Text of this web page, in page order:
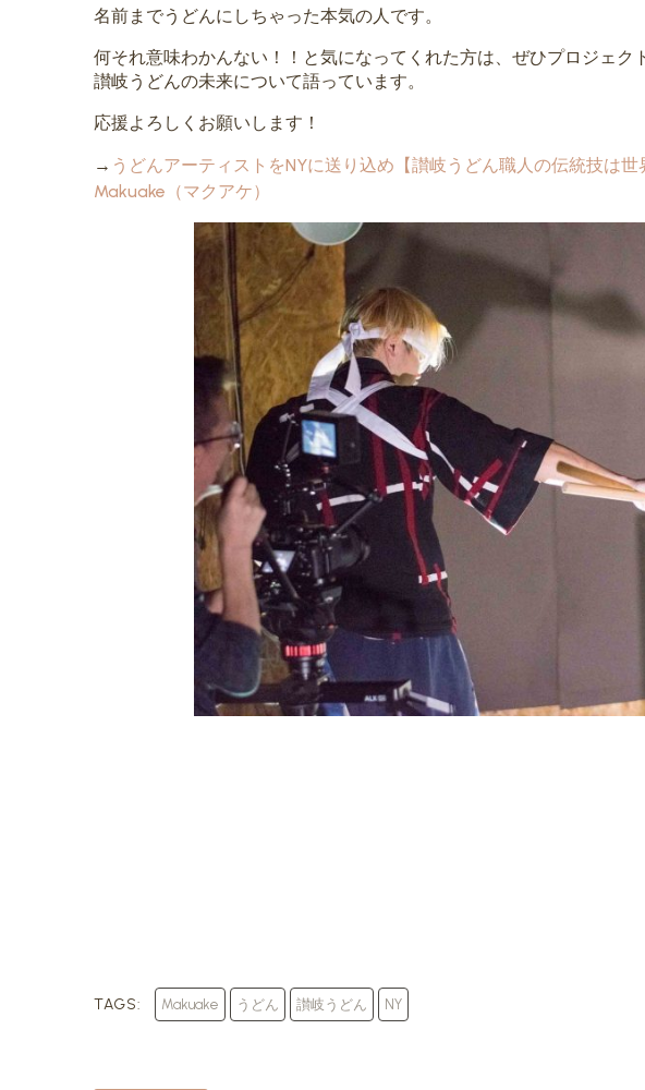
名前までうどんにしちゃった本気の人です。
何それ意味わかんない！！と気になってくれた方は、ぜひプロジェ
讃岐うどんの未来について語っています。
応援よろしくお願いします！
→ うどんアーティストをNYに送り込め【讃岐うどん職人の伝統技は
Makuake（マクアケ）
TAGS: Makuake うどん 讃岐うどん NY